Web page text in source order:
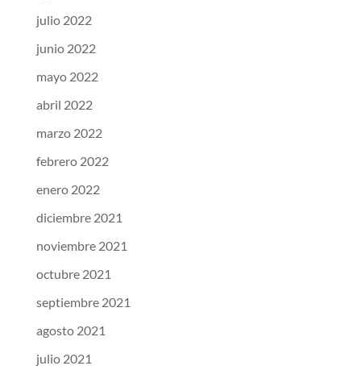
julio 2022
junio 2022
mayo 2022
abril 2022
marzo 2022
febrero 2022
enero 2022
diciembre 2021
noviembre 2021
octubre 2021
septiembre 2021
agosto 2021
julio 2021